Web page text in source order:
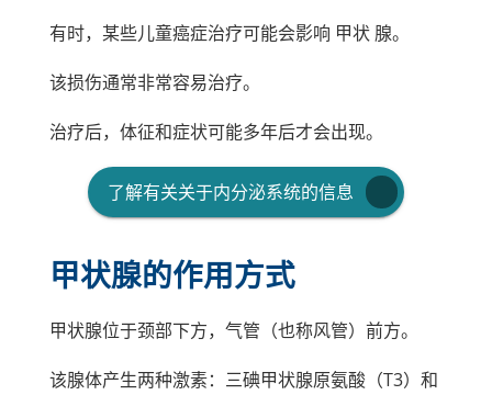
有时，某些儿童癌症治疗可能会影响 甲状腺。
该损伤通常非常容易治疗。
治疗后，体征和症状可能多年后才会出现。
了解有关关于内分泌系统的信息
甲状腺的作用方式
甲状腺位于颈部下方，气管（也称风管）前方。
该腺体产生两种激素：三碘甲状腺原氨酸（T3）和